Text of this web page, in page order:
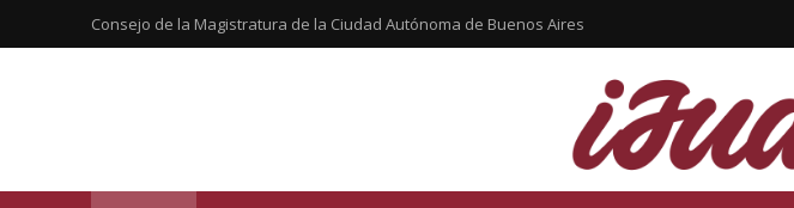
Consejo de la Magistratura de la Ciudad Autónoma de Buenos Aires